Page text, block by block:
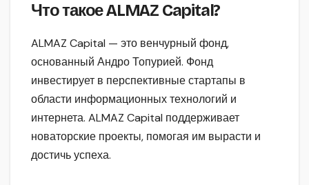
Что такое ALMAZ Capital?
ALMAZ Capital — это венчурный фонд,
основанный Андро Топурией. Фонд
инвестирует в перспективные стартапы в
области информационных технологий и
интернета. ALMAZ Capital поддерживает
новаторские проекты, помогая им вырасти и
достичь успеха.